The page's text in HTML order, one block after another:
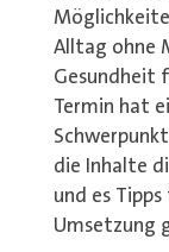
Alltag ohne
Gesundheit
Termin hat
die Inhalte
und es
Umsetzung